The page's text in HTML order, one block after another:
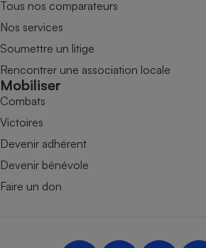
Tous nos comparateurs
Nos services
Soumettre un litige
Rencontrer une association locale
Mobiliser
Combats
Victoires
Devenir adhérent
Devenir bénévole
Faire un don